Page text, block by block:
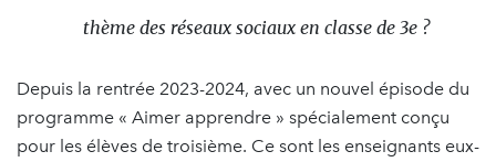
thème des réseaux sociaux en classe de 3e ?
Depuis la rentrée 2023-2024, avec un nouvel épisode du
programme « Aimer apprendre » spécialement conçu
pour les élèves de troisième. Ce sont les enseignants eux-